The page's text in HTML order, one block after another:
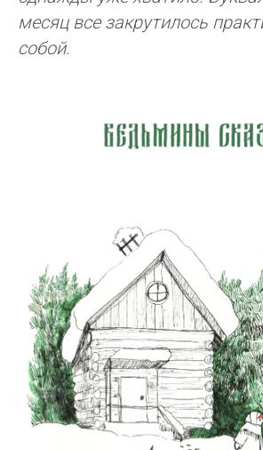
месяц все закрутилось
собой.